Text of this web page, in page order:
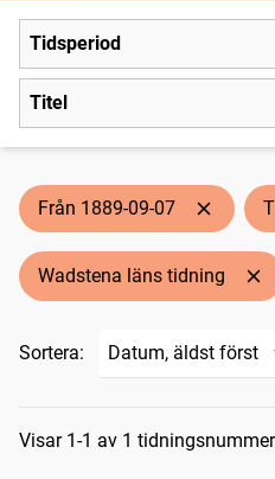
Tidsperiod
Titel
Från 1889-09-07
Wadstena läns tidning
Sortera:
Sökresultat
Visar 1-1 av 1 tidningsnummer